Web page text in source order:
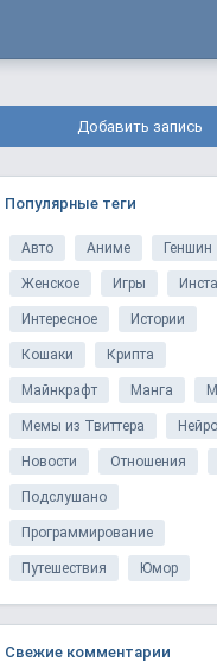
Добавить запись
Популярные теги
Авто Аниме Геншин
Женское Игры Инста
Интересное Истории
Кошаки Крипта
Майнкрафт Манга
Мемы из Твиттера
Новости Отношения
Подслушано
Программирование
Путешествия Юмор
Свежие комментарии